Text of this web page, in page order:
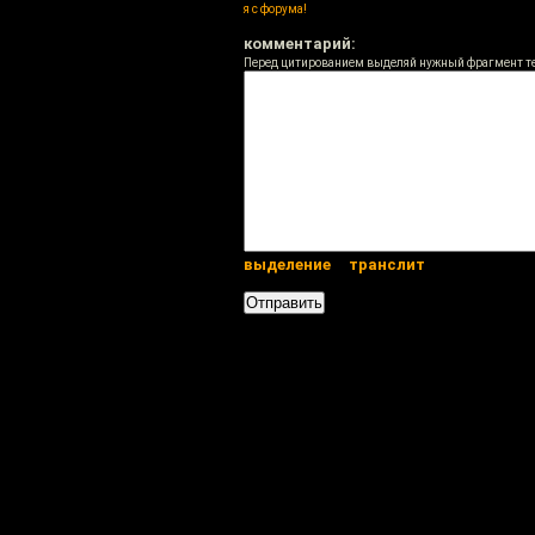
я с форума!
комментарий:
Перед цитированием выделяй нужный фрагмент
выделение транслит